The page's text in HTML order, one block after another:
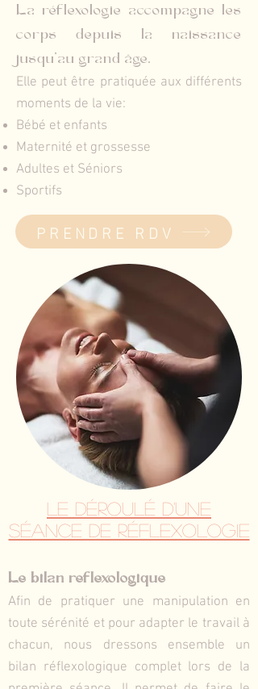
La réflexologie accompagne les
corps depuis la naissance
jusqu'au grand âge.
Elle peut être pratiquée aux différents
moments de la vie:
Bébé et enfants
Maternité et grossesse
Adultes et Séniors
Sportifs
PRENDRE RDV
Le déroulé d'une
séance de réflexologie
Le bilan réflexologique
Afin de pratiquer une manipulation en
toute sérénité et pour adapter le travail à
chacun, nous dressons ensemble un
bilan réflexologique complet lors de la